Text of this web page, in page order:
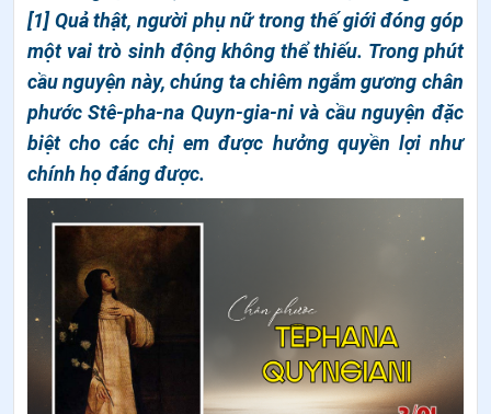
[1] Quả thật, người phụ nữ trong thế giới đóng góp
một vai trò sinh động không thể thiếu. Trong phút
cầu nguyện này, chúng ta chiêm ngắm gương chân
phước Stê-pha-na Quyn-gia-ni và cầu nguyện đặc
biệt cho các chị em được hưởng quyền lợi như
chính họ đáng được.